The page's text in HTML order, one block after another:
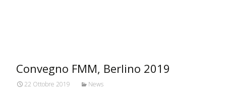
Convegno FMM, Berlino 2019
22 Ottobre 2019 News